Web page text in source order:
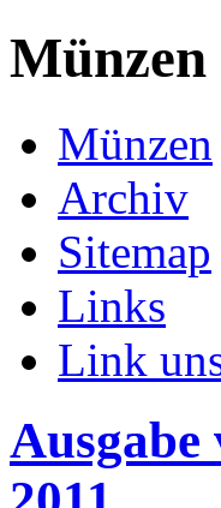
Münzen
Münzen
Archiv
Sitemap
Links
Link